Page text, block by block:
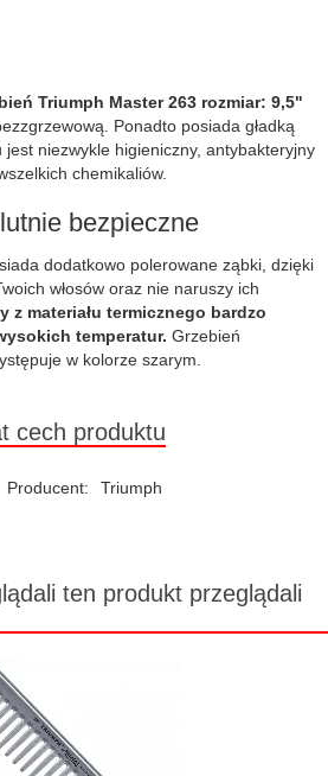
Triumph Master 263 rozmiar: 9,5"
Ponadto posiada gładką
niezwykle higieniczny, antybakteryjny
chemikaliów.
bezpieczne
dodatkowo polerowane ząbki, dzięki
włosów oraz nie naruszy ich
z materiału termicznego bardzo
temperatur. Grzebień
w kolorze szarym.
cech produktu
Producent: Triumph
ten produkt przeglądali